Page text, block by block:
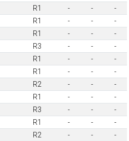
R1 - -
-
R1 - -
-
R1 - -
-
R3 - -
-
R1 - -
-
R1 - -
-
R2 - -
-
R1 - -
-
R3 - -
-
R1 - -
-
R2 - -
-